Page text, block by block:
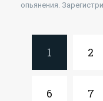
опьянения.
1 2
6 7